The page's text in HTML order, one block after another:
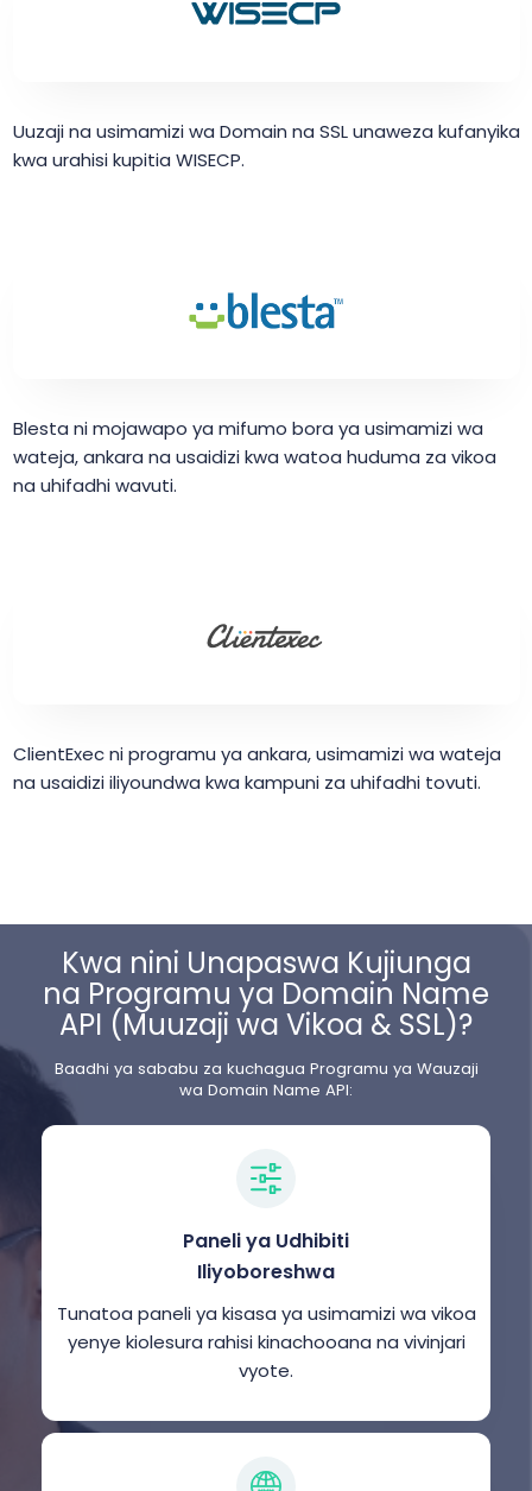
Uuzaji na usimamizi wa Domain na SSL unaweza kufanyika
kwa urahisi kupitia WISECP.
Blesta ni mojawapo ya mifumo bora ya usimamizi wa
wateja, ankara na usaidizi kwa watoa huduma za vikoa
na uhifadhi wavuti.
ClientExec ni programu ya ankara, usimamizi wa wateja
na usaidizi iliyoundwa kwa kampuni za uhifadhi tovuti.
Kwa nini Unapaswa Kujiunga
na Programu ya Domain Name
API (Muuzaji wa Vikoa & SSL)?
Baadhi ya sababu za kuchagua Programu ya Wauzaji
wa Domain Name API:
Paneli ya Udhibiti
Iliyoboreshwa
Tunatoa paneli ya kisasa ya usimamizi wa vikoa
yenye kiolesura rahisi kinachooana na vivinjari
vyote.